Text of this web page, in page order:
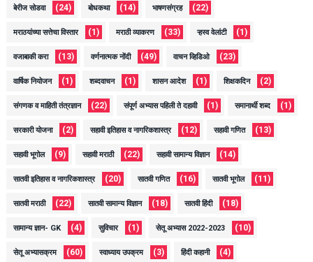
बेरीज सोडवा (24) बोधकथा (14) भाषणसंग्रह (22)
मराठयांच्या सत्तेचा विस्तार (1) मराठी व्याकरण (33) ऱ्हस्व वेलांटी (1)
वजाबाकी करा (13) वर्णनात्मक नोंदी (49) वाचन व्हिडिओ (23)
वार्षिक नियोजन (1) शब्दवाचन (1) शासन आदेश (1) शिक्षकदिन (2)
संगणक व माहिती तंत्रज्ञान (22) संपूर्ण अभ्यास पहिली ते दहावी (1) समानार्थी शब्द (1)
सरकारी योजना (2) सहावी इतिहास व नागरिकशास्त्र (12) सहावी गणित (13)
सहावी भूगोल (9) सहावी मराठी (22) सहावी सामान्य विज्ञान (14)
सातवी इतिहास व नागरिकशास्त्र (20) सातवी गणित (16) सातवी भूगोल (11)
सातवी मराठी (22) सातवी सामान्य विज्ञान (18) सातवी हिंदी (18)
सामान्य ज्ञान- GK (4) सुविचार (1) सेतू अभ्यास 2022-2023 (10)
सेतू अभ्यासक्रम (60) स्वाध्याय उपक्रम (3) हिंदी कहानी (4)